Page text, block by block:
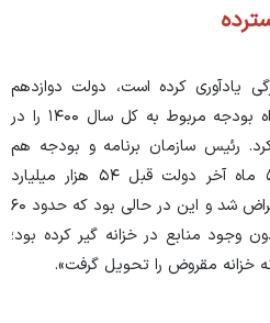
یادآوری کرده است، دولت دوازدهم
علاوه بر جارو کردن خزانه، تنخواه بودجه مربوط به کل سال ۱۴۰۰ را در
رئيس سازمان برنامه و بودجه هم
دراین‌رابطه می‌گوید: «تنها در ۵ ماه آخر دولت قبل ۵۴ هزار میلیارد
تومان از منابع بانک مرکزی استقراض شد و این در حالی بود که حدود ۶۰
وجود منابع در خزانه گیر کرده بود؛
خزانه مقروض را تحویل گرفت».